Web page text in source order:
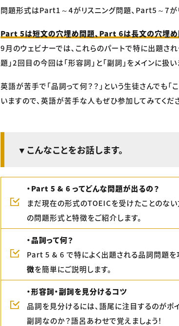
問題形式はPart1～4がリスニング問題、Part5～7が
Part 5は短文の穴埋め問題、Part 6は長文の穴埋め
9月のウェビナーでは、これらのパートで特に出題さ
題」2回目の今回は「形容詞」と「副詞」をメインに扱い
英語が苦手で「品詞って何？？」という生徒さんでも
いますので、英語が苦手な人もぜひ参加してみてくださ
▼こんなことをお話します。
・Part 5 & 6 ってどんな問題が出るの？
まだ現在の形式のTOEICを受けたことのな
の問題形式と特徴をご紹介します。
・品詞って何？
Part 5 & 6 で特によく出題される品詞問題を
徴を簡単にご説明します。
・形容詞・副詞を見分けるコツ
品詞を見分けるには、語尾に注目するのがポ
副詞なのか？語呂あわせで覚えましょう！